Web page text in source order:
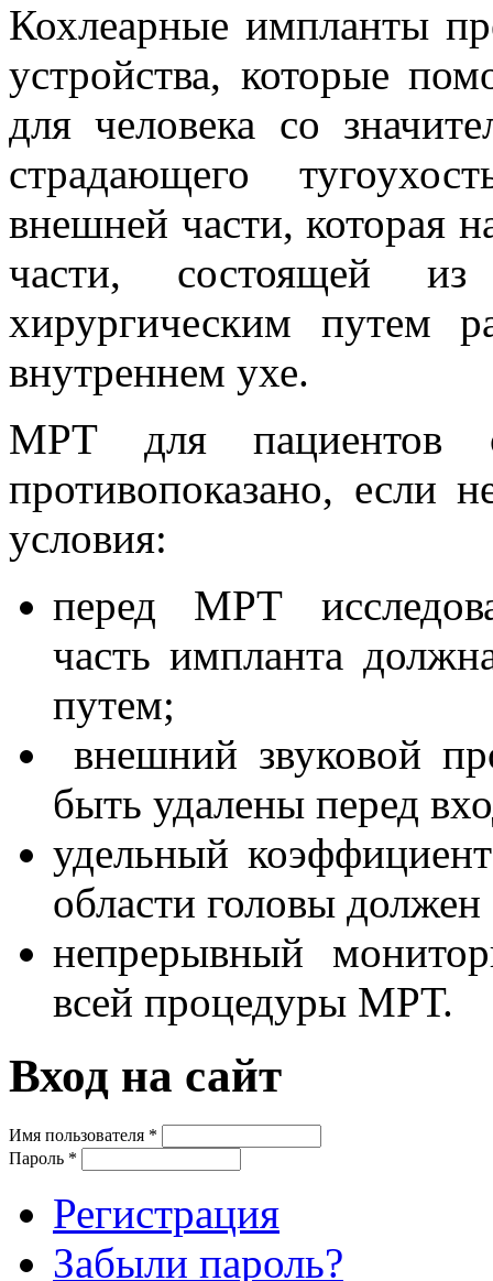
Кохлеарные импланты
устройства, которые
для человека со
страдающего
внешней части, которая
части, состоящей
хирургическим путем
внутреннем ухе.
МРТ для пациентов
противопоказано, если
условия:
перед МРТ
часть импланта
путем;
внешний звуковой
быть удалены перед
удельный
области головы
непрерывный
всей процедуры МРТ.
Вход на сайт
Имя пользователя *
Пароль *
Регистрация
Забыли пароль?